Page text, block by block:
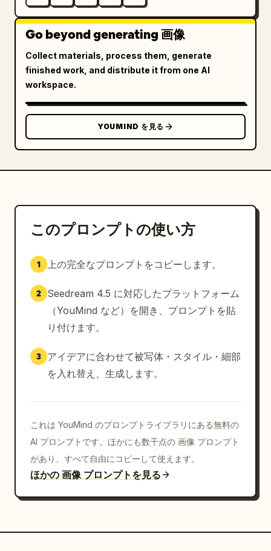
Go beyond generating 画像
Collect materials, process them, generate
finished work, and distribute it from one AI
workspace.
YOUMIND を見る
このプロンプトの使い方
1 上の完全なプロンプトをコピーします。
2
Seedream 4.5 に対応したプラットフォーム
（YouMind など）を開き、プロンプトを貼
り付けます。
3
アイデアに合わせて被写体・スタイル・細部
を入れ替え、生成します。
これは YouMind のプロンプトライブラリにある無料の
AI プロンプトです。ほかにも数千点の 画像 プロンプト
があり、すべて自由にコピーして使えます。
ほかの 画像 プロンプトを見る